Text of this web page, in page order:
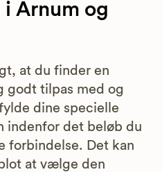
i Arnum og
at du finder en
godt tilpas med og
dine specielle
indenfor det beløb du
forbindelse. Det kan
at vælge den